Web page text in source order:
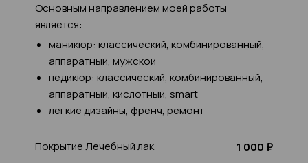
Основным направлением моей работы
является:
маникюр: классический, комбинированный,
аппаратный, мужской
педикюр: классический, комбинированный,
аппаратный, кислотный, smart
легкие дизайны, френч, ремонт
Покрытие Лечебный лак
1 000 ₽